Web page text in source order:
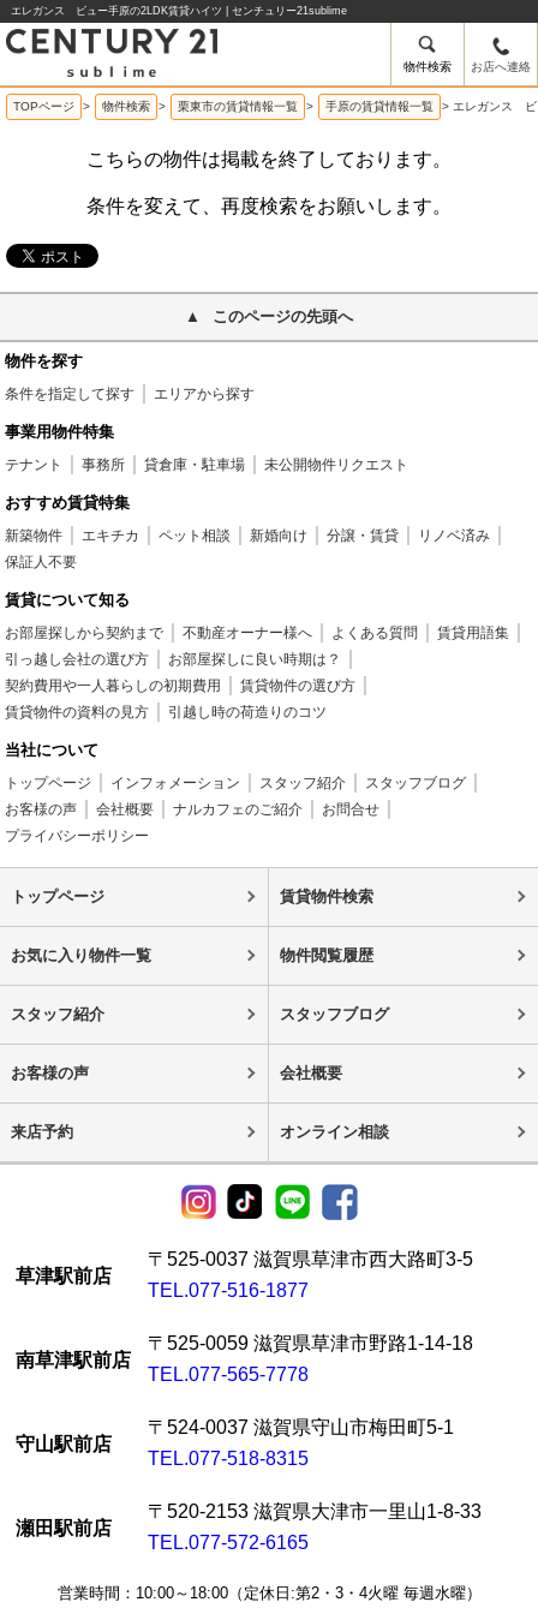
エレガンス ビュー手原の2LDK賃貸ハイツ | センチュリー21sublime
物件検索 お店へ連絡
TOPページ > 物件検索 > 栗東市の賃貸情報一覧 > 手原の賃貸情報一覧 > エレガンス ビ
こちらの物件は掲載を終了しております。
条件を変えて、再度検索をお願いします。
このページの先頭へ
物件を探す
条件を指定して探す エリアから探す
事業用物件特集
テナント 事務所 貸倉庫・駐車場 未公開物件リクエスト
おすすめ賃貸特集
新築物件 エキチカ ペット相談 新婚向け 分譲・賃貸
リノベ済み
保証人不要
賃貸について知る
お部屋探しから契約まで 不動産オーナー様へ よくある質問
賃貸用語集
引っ越し会社の選び方
お部屋探しに良い時期は？
契約費用や一人暮らしの初期費用
賃貸物件の選び方
賃貸物件の資料の見方
引越し時の荷造りのコツ
当社について
トップページ インフォメーション スタッフ紹介
スタッフブログ
お客様の声
会社概要 ナルカフェのご紹介
お問合せ
プライバシーポリシー
トップページ 賃貸物件検索
お気に入り物件一覧 物件閲覧履歴
スタッフ紹介 スタッフブログ
お客様の声 会社概要
来店予約 オンライン相談
草津駅前店
〒525-0037 滋賀県草津市西大路町3-5
TEL.077-516-1877
南草津駅前店
〒525-0059 滋賀県草津市野路1-14-18
TEL.077-565-7778
守山駅前店
〒524-0037 滋賀県守山市梅田町5-1
TEL.077-518-8315
瀬田駅前店
〒520-2153 滋賀県大津市一里山1-8-33
TEL.077-572-6165
営業時間：10:00～18:00（定休日:第2・3・4火曜 毎週水曜）